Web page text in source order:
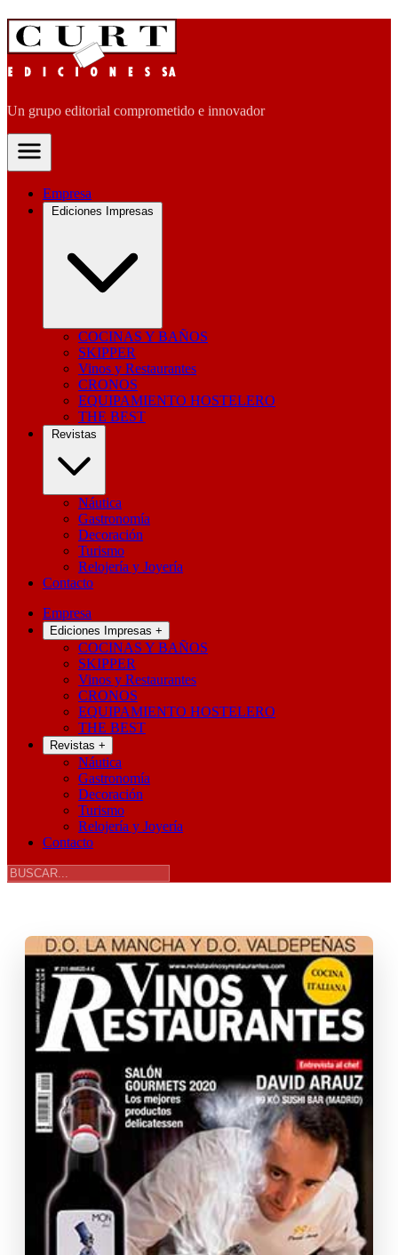
Un grupo editorial comprometido e innovador
Empresa
Ediciones Impresas
COCINAS Y BAÑOS
SKIPPER
Vinos y Restaurantes
CRONOS
EQUIPAMIENTO HOSTELERO
THE BEST
Revistas
Náutica
Gastronomía
Decoración
Turismo
Relojería y Joyería
Contacto
Empresa
Ediciones Impresas +
COCINAS Y BAÑOS
SKIPPER
Vinos y Restaurantes
CRONOS
EQUIPAMIENTO HOSTELERO
THE BEST
Revistas +
Náutica
Gastronomía
Decoración
Turismo
Relojería y Joyería
Contacto